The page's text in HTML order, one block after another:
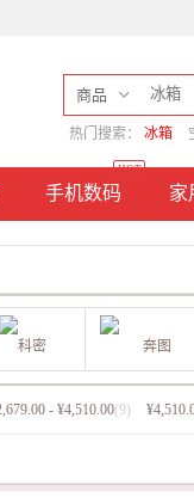
商品
热门搜索： 冰箱
手机数码
HOT
家
- ¥4,510.00(9)